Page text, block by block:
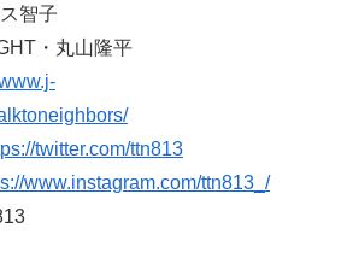
智子
・丸山隆平
twitter.com/ttn813
www.instagram.com/ttn813_/